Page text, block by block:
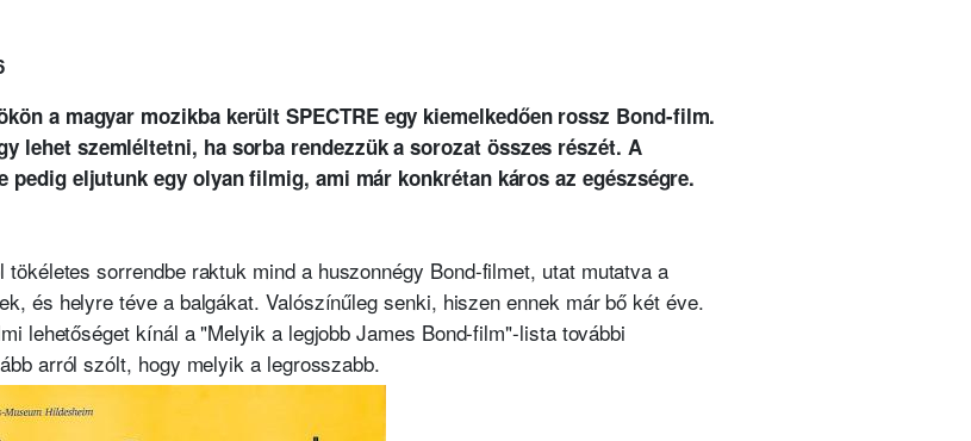
a magyar mozikba került SPECTRE egy kiemelkedően rossz Bond-film.
lehet szemléltetni, ha sorba rendezzük a sorozat összes részét. A
pedig eljutunk egy olyan filmig, ami már konkrétan káros az egészségre.
sorrendbe raktuk mind a huszonnégy Bond-filmet, utat mutatva a
és helyre téve a balgákat. Valószínűleg senki, hiszen ennek már bő két éve.
lehetőséget kínál a "Melyik a legjobb James Bond-film"-lista további
arról szólt, hogy melyik a legrosszabb.